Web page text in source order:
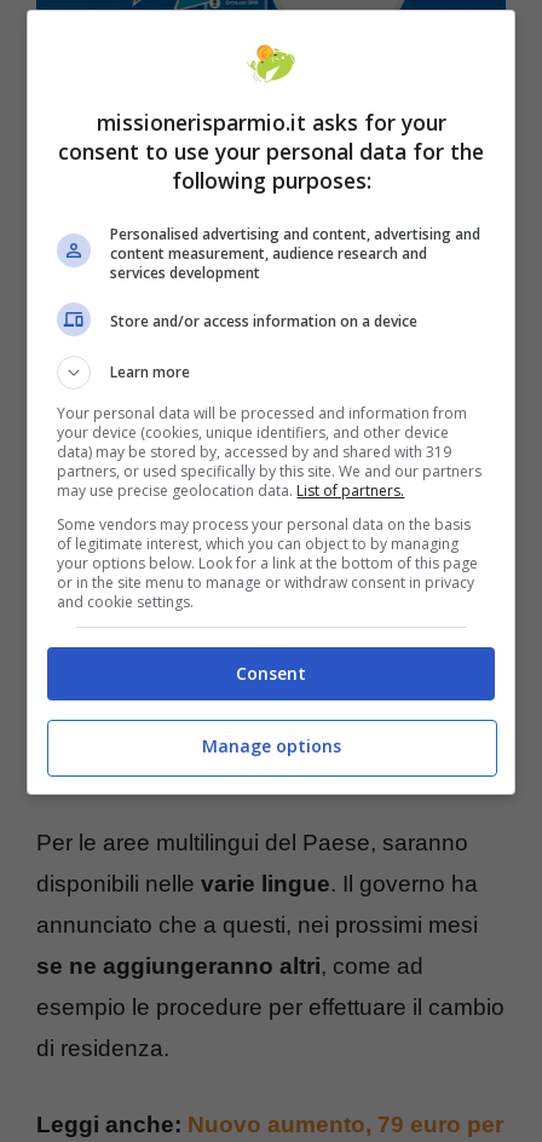
I quattordici certificati digitalicompletamente
gratuitie senza bisogno di bollo saranno:
nascita, matrimonio, cittadinanza, esistenza
in vita, residenza AIRE, stato di famiglia e
stato civile, residenza in convivenza, stato di
famiglia AIRE, stato di famiglia con rapporti di
parentela, stato Libero, anagrafico di unione
civile e di contratto di convivenza.
Per le aree multilingui del Paese, saranno
disponibili nelle varie lingue. Il governo ha
annunciato che a questi, nei prossimi mesi
se ne aggiungeranno altri, come ad
esempio le procedure per effettuare il cambio
di residenza.
Leggi anche: Nuovo aumento, 79 euro per
missionerisparmio.it asks for your
consent to use your personal data for the
following purposes:
Personalised advertising and content, advertising and
content measurement, audience research and
services development
Store and/or access information on a device
Learn more
Your personal data will be processed and information from
your device (cookies, unique identifiers, and other device
data) may be stored by, accessed by and shared with 319
partners, or used specifically by this site. We and our partners
may use precise geolocation data. List of partners.
Some vendors may process your personal data on the basis
of legitimate interest, which you can object to by managing
your options below. Look for a link at the bottom of this page
or in the site menu to manage or withdraw consent in privacy
and cookie settings.
Consent
Manage options